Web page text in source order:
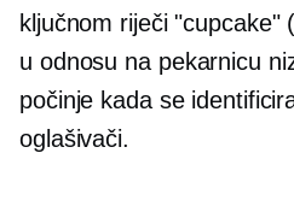
ključnom riječi "cupcake"
u odnosu na pekarnicu
počinje kada se
oglašivači.